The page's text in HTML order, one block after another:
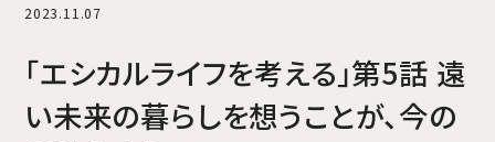
2023.11.07
「エシカルライフを考える」第5話 遠
い未来の暮らしを想うことが、今の